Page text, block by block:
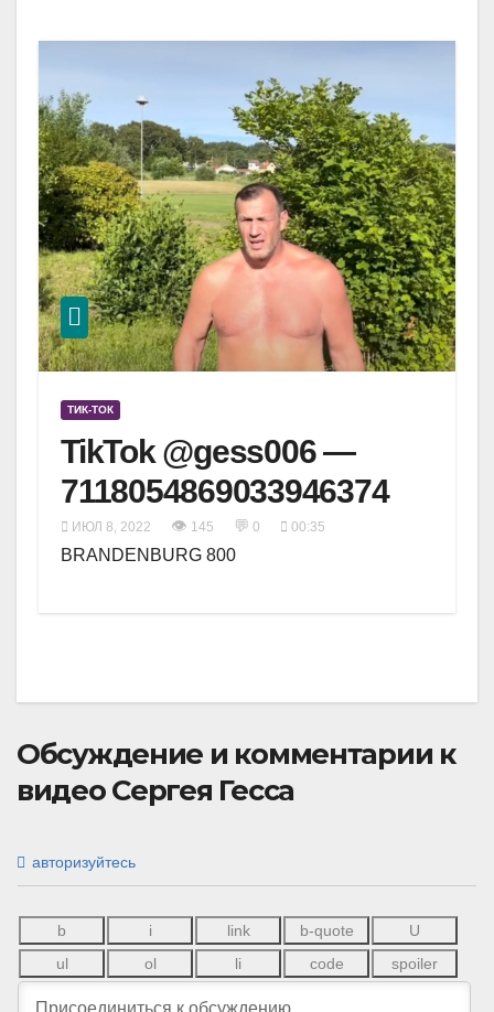
ТИК-ТОК
TikTok @gess006 —
7118054869033946374
ИЮЛ 8, 2022 👁 145 💬 0 00:35
BRANDENBURG 800
Обсуждение и комментарии к
видео Сергея Гесса
авторизуйтесь